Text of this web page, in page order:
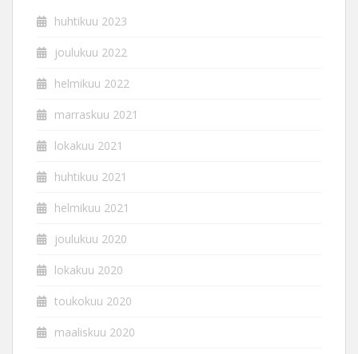
huhtikuu 2023
joulukuu 2022
helmikuu 2022
marraskuu 2021
lokakuu 2021
huhtikuu 2021
helmikuu 2021
joulukuu 2020
lokakuu 2020
toukokuu 2020
maaliskuu 2020